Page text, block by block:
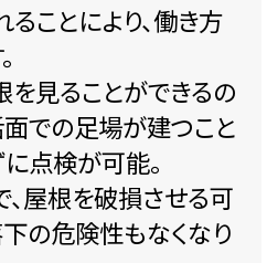
ことにより、働き方
見ることができるの
での足場が建つこと
点検が可能。
屋根を破損させる可
の危険性もなくなり